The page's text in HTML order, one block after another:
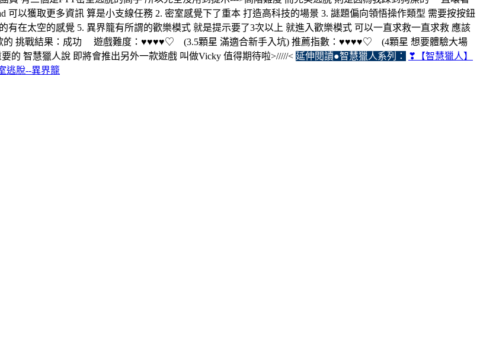
可以獲取更多資訊 算是小支線任務 2. 密室感覺下了重本 打造高科技的場景 3. 謎題偏向領悟操作類型 需要按按鈕
在太空的感覺 5. 異界籠有所謂的歡樂模式 就是提示要了3次以上 就進入歡樂模式 可以一直求救一直求救 應該
的 挑戰結果：成功 遊戲難度：♥♥♥♥♡ (3.5顆星 滿適合新手入坑) 推薦指數：♥♥♥♥♡ (4顆星 想要體驗大場
的 智慧獵人說 即將會推出另外一款遊戲 叫做Vicky 值得期待啦>/////< 延伸閱讀●智慧獵人系列：
❣【智慧獵人】
逃脫--異界籠